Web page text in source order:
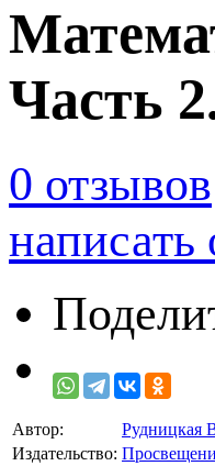
Часть
0 отзывов
написать
Автор:
Рудницкая
Издательство: